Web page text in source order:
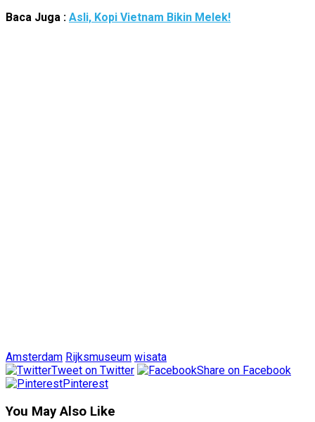
Baca Juga : Asli, Kopi Vietnam Bikin Melek!
Amsterdam Rijksmuseum wisata
Tweet on Twitter
Share on Facebook
Pinterest
You May Also Like